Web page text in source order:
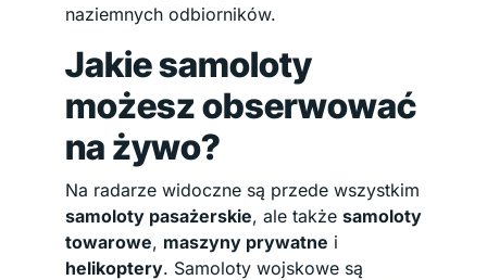
naziemnych odbiorników.
Jakie samoloty
możesz obserwować
na żywo?
Na radarze widoczne są przede wszystkim
samoloty pasażerskie, ale także samoloty
towarowe, maszyny prywatne i
helikoptery. Samoloty wojskowe są